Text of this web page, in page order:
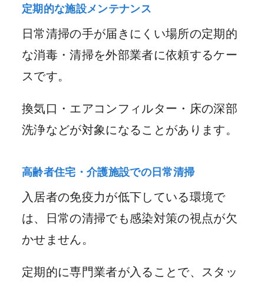
定期的な施設メンテナンス
日常清掃の手が届きにくい場所の定期的
な消毒・清掃を外部業者に依頼するケー
スです。
換気口・エアコンフィルター・床の深部
洗浄などが対象になることがあります。
高齢者住宅・介護施設での日常清掃
入居者の免疫力が低下している環境で
は、日常の清掃でも感染対策の視点が欠
かせません。
定期的に専門業者が入ることで、スタッ